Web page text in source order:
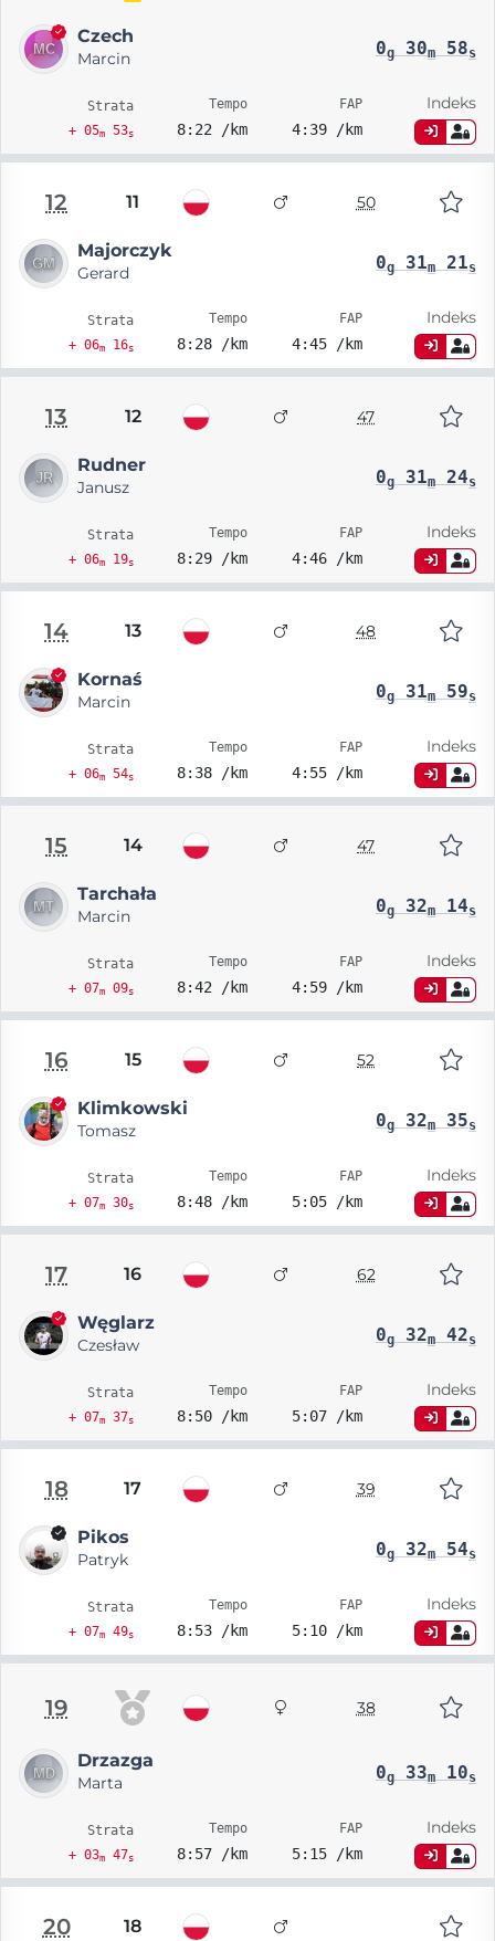
Czech
Marcin 0g30m58s
Strata
+ 05m53s
Tempo
8:22 /km
FAP
4:39 /km
Indeks
12 11 50
Majorczyk
Gerard 0g31m21s
Strata
+ 06m16s
Tempo
8:28 /km
FAP
4:45 /km
Indeks
13 12 47
Rudner
Janusz 0g31m24s
Strata
+ 06m19s
Tempo
8:29 /km
FAP
4:46 /km
Indeks
14 13 48
Kornaś
Marcin 0g31m59s
Strata
+ 06m54s
Tempo
8:38 /km
FAP
4:55 /km
Indeks
15 14 47
Tarchała
Marcin 0g32m14s
Strata
+ 07m09s
Tempo
8:42 /km
FAP
4:59 /km
Indeks
16 15 52
Klimkowski
Tomasz 0g32m35s
Strata
+ 07m30s
Tempo
8:48 /km
FAP
5:05 /km
Indeks
17 16 62
Węglarz
Czesław 0g32m42s
Strata
+ 07m37s
Tempo
8:50 /km
FAP
5:07 /km
Indeks
18 17 39
Pikos
Patryk 0g32m54s
Strata
+ 07m49s
Tempo
8:53 /km
FAP
5:10 /km
Indeks
19 38
Drzazga
Marta 0g33m10s
Strata
+ 03m47s
Tempo
8:57 /km
FAP
5:15 /km
Indeks
20 18